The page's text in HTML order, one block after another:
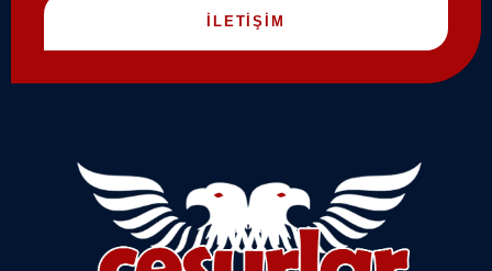
İLETİŞİM